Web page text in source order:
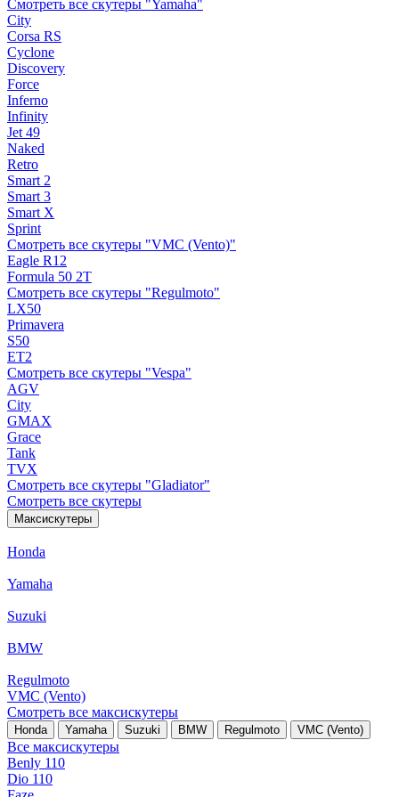
Смотреть все скутеры "Yamaha"
City
Corsa RS
Cyclone
Discovery
Force
Inferno
Infinity
Jet 49
Naked
Retro
Smart 2
Smart 3
Smart X
Sprint
Смотреть все скутеры "VMC (Vento)"
Eagle R12
Formula 50 2Т
Смотреть все скутеры "Regulmoto"
LX50
Primavera
S50
ET2
Смотреть все скутеры "Vespa"
AGV
City
GMAX
Grace
Tank
TVX
Смотреть все скутеры "Gladiator"
Смотреть все скутеры
Максискутеры
Honda
Yamaha
Suzuki
BMW
Regulmoto
VMC (Vento)
Смотреть все максискутеры
Honda Yamaha Suzuki BMW Regulmoto VMC (Vento)
Все максискутеры
Benly 110
Dio 110